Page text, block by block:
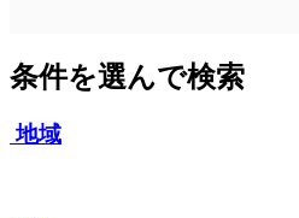
条件を選んで検索
地域